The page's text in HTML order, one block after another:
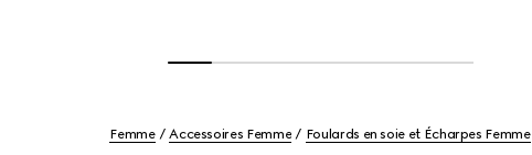
Femme Accessoires Femme Foulards en soie et Écharpes Femme